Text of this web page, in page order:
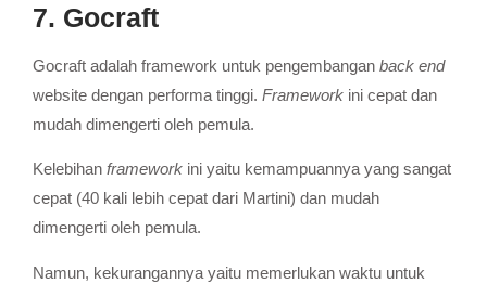
7. Gocraft
Gocraft adalah framework untuk pengembangan back end
website dengan performa tinggi. Framework ini cepat dan
mudah dimengerti oleh pemula.
Kelebihan framework ini yaitu kemampuannya yang sangat
cepat (40 kali lebih cepat dari Martini) dan mudah
dimengerti oleh pemula.
Namun, kekurangannya yaitu memerlukan waktu untuk